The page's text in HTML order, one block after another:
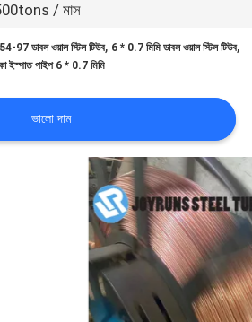
/ মাস
97 ডাবল ওয়াল স্টিল টিউব, 6 * 0.7 মিমি ডাবল ওয়াল স্টিল টিউব,
ইস্পাত পাইপ 6 * 0.7 মিমি
ভালো দাম